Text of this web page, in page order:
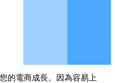
的電商成長。因為容易上